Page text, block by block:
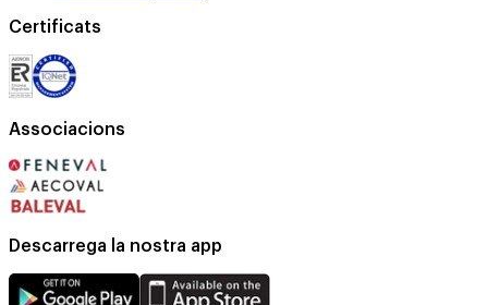
Certificats
Associacions
Descarrega la nostra app